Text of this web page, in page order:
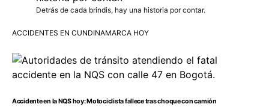
Detrás de cada brindis, hay una historia por contar.
ACCIDENTES EN CUNDINAMARCA HOY
Accidente en la NQS hoy: Motociclista fallece tras choque con camión